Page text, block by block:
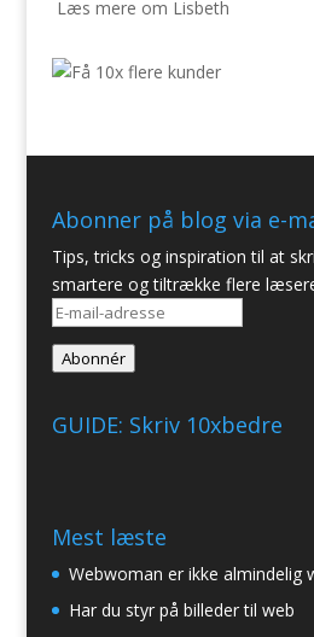
Læs mere om Lisbeth
Abonner på blog via e-
Tips, tricks og inspiration til at
smartere og tiltrække flere
E-
adresse
Abonnér
GUIDE: Skriv 10xbedre
Mest læste
Webwoman er ikke almindelig
Har du styr på billeder til web